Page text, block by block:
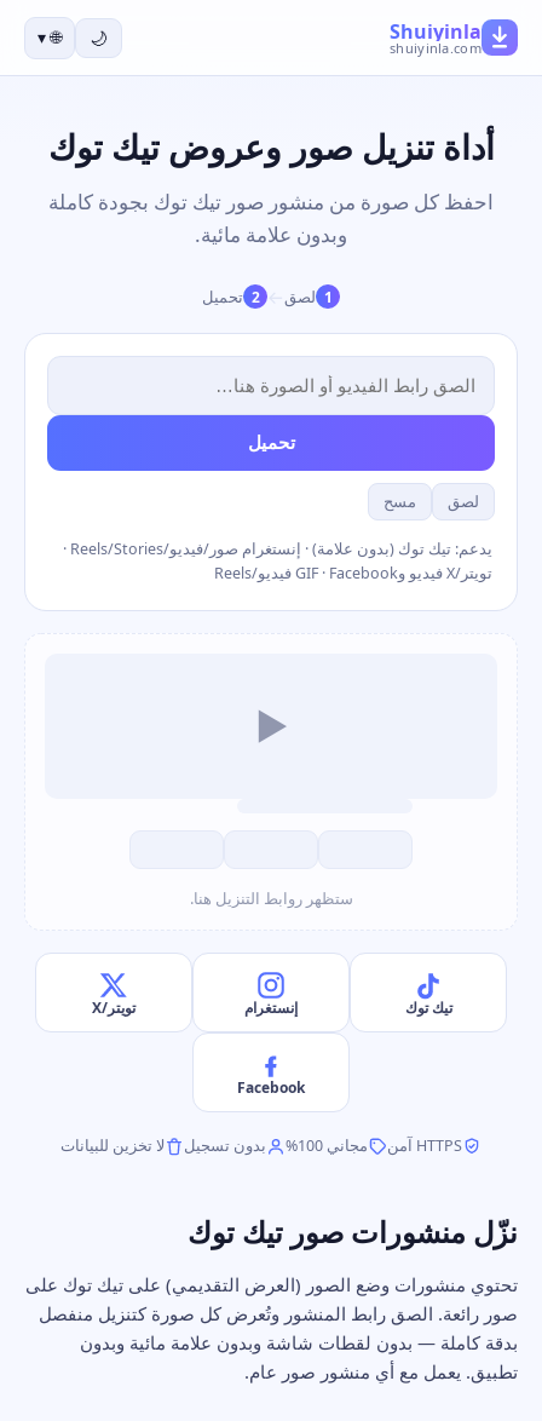
Shuiyinla
shuiyinla.com
🌙
🌐
▾
أداة تنزيل صور وعروض تيك توك
احفظ كل صورة من منشور صور تيك توك بجودة كاملة
وبدون علامة مائية.
1 لصق →
2 تحميل
تحميل
لصق مسح
يدعم: تيك توك (بدون علامة) · إنستغرام صور/فيديو/Reels/Stories ·
تويتر/X فيديو وGIF · Facebook فيديو/Reels
▶
ستظهر روابط التنزيل هنا.
تيك توك إنستغرام تويتر/X
Facebook
HTTPS آمن مجاني 100% بدون تسجيل لا تخزين للبيانات
نزّل منشورات صور تيك توك
تحتوي منشورات وضع الصور (العرض التقديمي) على تيك توك على
صور رائعة. الصق رابط المنشور وتُعرض كل صورة كتنزيل منفصل
بدقة كاملة — بدون لقطات شاشة وبدون علامة مائية وبدون
تطبيق. يعمل مع أي منشور صور عام.